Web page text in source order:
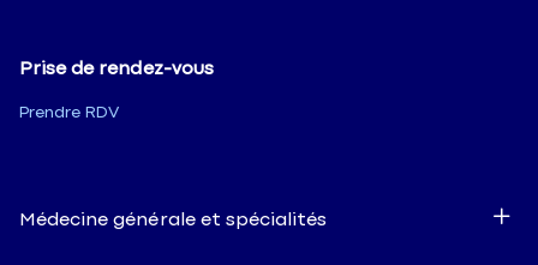
Prise de rendez-vous
Prendre RDV
Médecine générale et spécialités